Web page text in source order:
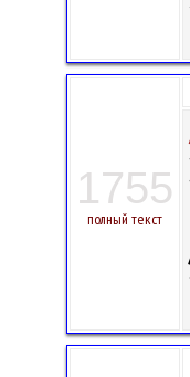
1755
полный текст